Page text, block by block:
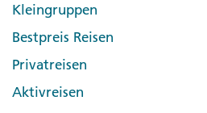
Kleingruppen
Bestpreis Reisen
Privatreisen
Aktivreisen